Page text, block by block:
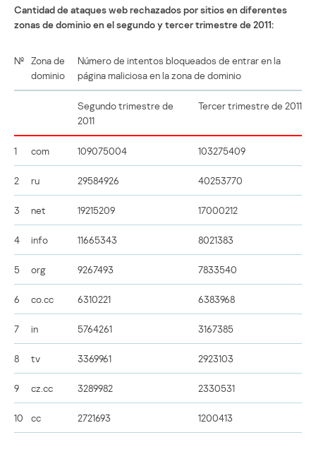
Cantidad de ataques web rechazados por sitios en diferentes
zonas de dominio en el segundo y tercer trimestre de 2011:
№ Zona de
dominio
Número de intentos bloqueados de entrar en la
página maliciosa en la zona de dominio
Segundo trimestre de
2011
Tercer trimestre de 2011
1 com 109075004 103275409
2 ru 29584926 40253770
3 net 19215209 17000212
4 info 11665343 8021383
5 org 9267493 7833540
6 co.cc 6310221 6383968
7 in 5764261 3167385
8 tv 3369961 2923103
9 cz.cc 3289982 2330531
10 cc 2721693 1200413